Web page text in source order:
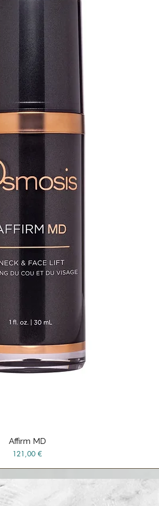
Aperçu rapide
Affirm MD
Prix
121,00 €